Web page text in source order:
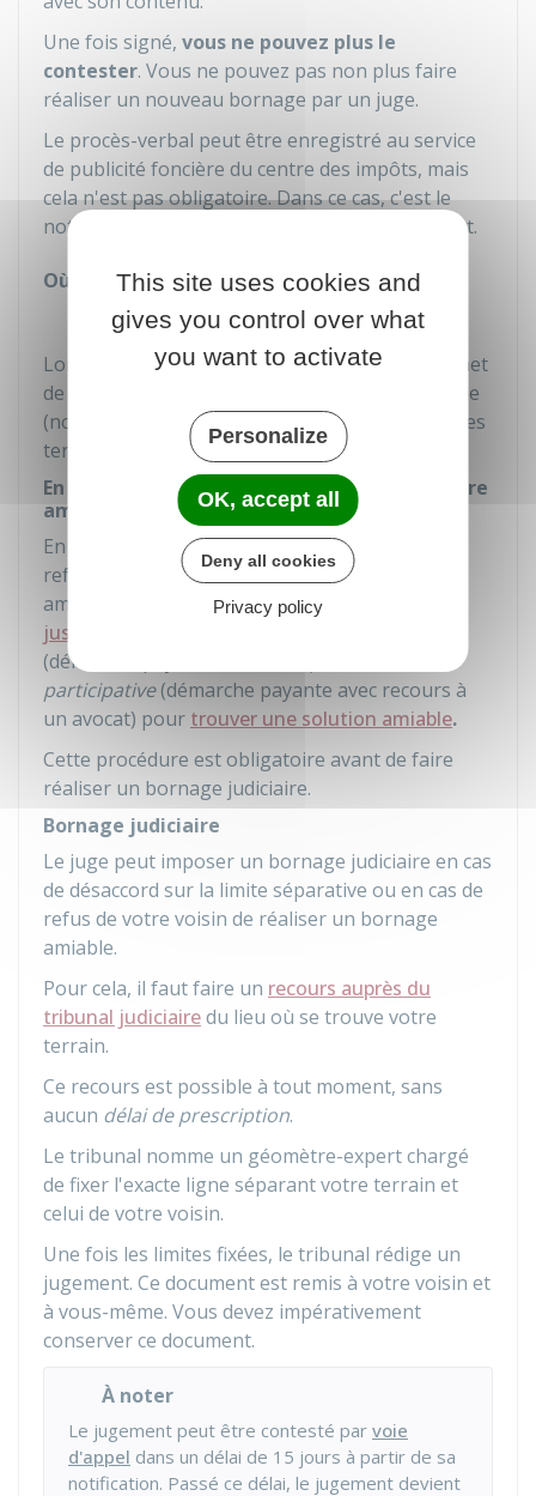
Une fois signé, vous ne pouvez plus le
contester. Vous ne pouvez pas non plus faire
réaliser un nouveau bornage par un juge.
Le procès-verbal peut être enregistré au service
de publicité foncière du centre des impôts, mais
cela n'est pas obligatoire. Dans ce cas, c'est le
notaire qui s'occupe de faire cet enregistrement.
Où s'adresser ?
Notaire
Lorsque le procès-verbal est enregistré, il permet
de rendre le bornage
à tout le monde
(notamment les futurs héritiers ou acheteurs des
terrains).
En cas d'échec du bornage amiable : procédure
amiable
En cas de désaccord sur la limite séparative ou
refus de votre voisin de réaliser un bornage
amiable, il faut faire appel à un
justice
(démarche payante) ou à une
participative(démarche payante avec recours à
un avocat) pour trouver une solution amiable.
Cette procédure est obligatoire avant de faire
réaliser un bornage judiciaire.
Bornage judiciaire
Le juge peut imposer un bornage judiciaire en cas
de désaccord sur la limite séparative ou en cas de
refus de votre voisin de réaliser un bornage
amiable.
Pour cela, il faut faire un recours auprès du
tribunal judiciairedu lieu où se trouve votre
terrain.
Ce recours est possible à tout moment, sans
aucun délai de prescription.
Le tribunal nomme un géomètre-expert chargé
de fixer l'exacte ligne séparant votre terrain et
celui de votre voisin.
Une fois les limites fixées, le tribunal rédige un
jugement. Ce document est remis à votre voisin et
à vous-même. Vous devez impérativement
conserver ce document.
À noter
Le jugement peut être contesté par voie
d'appel dans un délai de 15 jours à partir de sa
notification. Passé ce délai, le jugement devient
This site uses cookies and
gives you control over what
you want to activate
Personalize
OK, accept all
Deny all cookies
Privacy policy